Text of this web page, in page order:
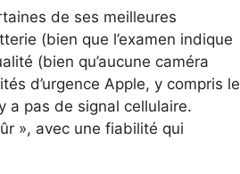
de ses meilleures
(bien que l’examen indique
(bien qu’aucune caméra
d’urgence Apple, y compris le
a pas de signal cellulaire.
», avec une fiabilité qui